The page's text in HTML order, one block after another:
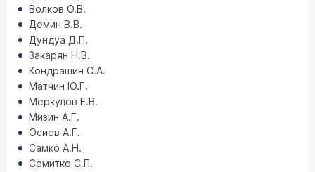
Волков О.В.
Демин В.В.
Дундуа Д.П.
Закарян Н.В.
Кондрашин С.А.
Матчин Ю.Г.
Меркулов Е.В.
Мизин А.Г.
Осиев А.Г.
Самко А.Н.
Семитко С.П.